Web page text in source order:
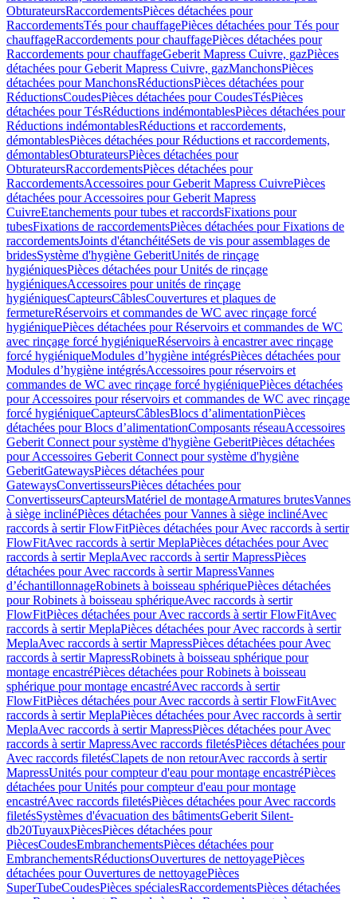
ObturateursRaccordementsPièces détachées pour
RaccordementsTés pour chauffagePièces détachées pour Tés pour
chauffageRaccordements pour chauffagePièces détachées pour
Raccordements pour chauffageGeberit Mapress Cuivre, gazPièces
détachées pour Geberit Mapress Cuivre, gazManchonsPièces
détachées pour ManchonsRéductionsPièces détachées pour
RéductionsCoudesPièces détachées pour CoudesTésPièces
détachées pour TésRéductions indémontablesPièces détachées pour
Réductions indémontablesRéductions et raccordements,
démontablesPièces détachées pour Réductions et raccordements,
démontablesObturateursPièces détachées pour
ObturateursRaccordementsPièces détachées pour
RaccordementsAccessoires pour Geberit Mapress CuivrePièces
détachées pour Accessoires pour Geberit Mapress
CuivreEtanchements pour tubes et raccordsFixations pour
tubesFixations de raccordementsPièces détachées pour Fixations de
raccordementsJoints d'étanchéitéSets de vis pour assemblages de
bridesSystème d'hygiène GeberitUnités de rinçage
hygiéniquesPièces détachées pour Unités de rinçage
hygiéniquesAccessoires pour unités de rinçage
hygiéniquesCapteursCâblesCouvertures et plaques de
fermetureRéservoirs et commandes de WC avec rinçage forcé
hygiéniquePièces détachées pour Réservoirs et commandes de WC
avec rinçage forcé hygiéniqueRéservoirs à encastrer avec rinçage
forcé hygiéniqueModules d’hygiène intégrésPièces détachées pour
Modules d’hygiène intégrésAccessoires pour réservoirs et
commandes de WC avec rinçage forcé hygiéniquePièces détachées
pour Accessoires pour réservoirs et commandes de WC avec rinçage
forcé hygiéniqueCapteursCâblesBlocs d’alimentationPièces
détachées pour Blocs d’alimentationComposants réseauAccessoires
Geberit Connect pour système d'hygiène GeberitPièces détachées
pour Accessoires Geberit Connect pour système d'hygiène
GeberitGatewaysPièces détachées pour
GatewaysConvertisseursPièces détachées pour
ConvertisseursCapteursMatériel de montageArmatures brutesVannes
à siège inclinéPièces détachées pour Vannes à siège inclinéAvec
raccords à sertir FlowFitPièces détachées pour Avec raccords à sertir
FlowFitAvec raccords à sertir MeplaPièces détachées pour Avec
raccords à sertir MeplaAvec raccords à sertir MapressPièces
détachées pour Avec raccords à sertir MapressVannes
d’échantillonnageRobinets à boisseau sphériquePièces détachées
pour Robinets à boisseau sphériqueAvec raccords à sertir
FlowFitPièces détachées pour Avec raccords à sertir FlowFitAvec
raccords à sertir MeplaPièces détachées pour Avec raccords à sertir
MeplaAvec raccords à sertir MapressPièces détachées pour Avec
raccords à sertir MapressRobinets à boisseau sphérique pour
montage encastréPièces détachées pour Robinets à boisseau
sphérique pour montage encastréAvec raccords à sertir
FlowFitPièces détachées pour Avec raccords à sertir FlowFitAvec
raccords à sertir MeplaPièces détachées pour Avec raccords à sertir
MeplaAvec raccords à sertir MapressPièces détachées pour Avec
raccords à sertir MapressAvec raccords filetésPièces détachées pour
Avec raccords filetésClapets de non retourAvec raccords à sertir
MapressUnités pour compteur d'eau pour montage encastréPièces
détachées pour Unités pour compteur d'eau pour montage
encastréAvec raccords filetésPièces détachées pour Avec raccords
filetésSystèmes d'évacuation des bâtimentsGeberit Silent-
db20TuyauxPiècesPièces détachées pour
PiècesCoudesEmbranchementsPièces détachées pour
EmbranchementsRéductionsOuvertures de nettoyagePièces
détachées pour Ouvertures de nettoyagePièces
SuperTubeCoudesPièces spécialesRaccordementsPièces détachées